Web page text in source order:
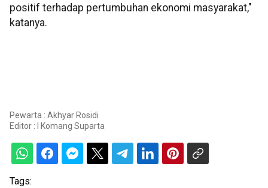
positif terhadap pertumbuhan ekonomi masyarakat,"
katanya.
Pewarta : Akhyar Rosidi
Editor :
I Komang Suparta
Tags: